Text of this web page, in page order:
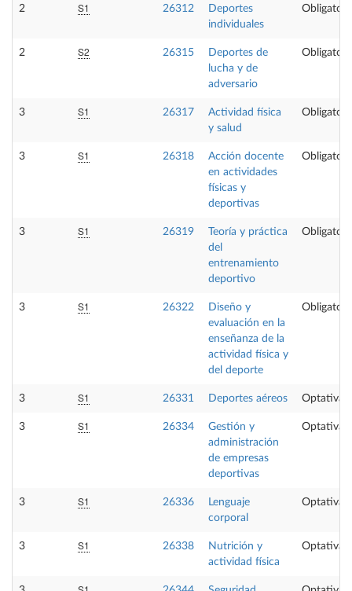
2 S1 26312
Deportes
individuales
2 S2 26315
Deportes de
lucha y de
adversario
3 S1 26317
Actividad física
y salud
3 S1 26318
Acción docente
en actividades
físicas y
deportivas
3 S1 26319
Teoría y práctica
del
entrenamiento
deportivo
3 S1 26322
Diseño y
evaluación en la
enseñanza de la
actividad física y
del deporte
3 S1 26331 Deportes aéreos Optativa
3 S1 26334
Gestión y
administración
de empresas
deportivas
Optativa
3 S1 26336
Lenguaje
corporal
Optativa
3 S1 26338
Nutrición y
actividad física
Optativa